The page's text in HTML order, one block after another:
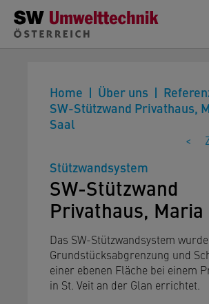
Zum Hauptinhalt springen
Home Über uns
SW-Stützwand Privathaus,
Saal
<
Stützwandsystem
SW-Stützwand
Privathaus, Maria
Das SW-Stützwandsystem
Grundstücksabgrenzung und
einer ebenen Fläche bei einem
in St. Veit an der Glan errichtet.